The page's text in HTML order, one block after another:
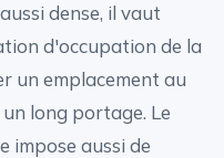
dense, il vaut
d'occupation de la
un emplacement au
long portage. Le
impose aussi de